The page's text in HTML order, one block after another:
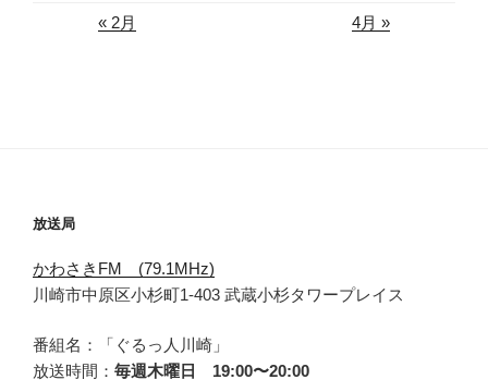
« 2月 4月 »
放送局
かわさきFM (79.1MHz)
川崎市中原区小杉町1-403 武蔵小杉タワープレイス
番組名：「ぐるっ人川崎」
放送時間： 毎週木曜日 19:00〜20:00